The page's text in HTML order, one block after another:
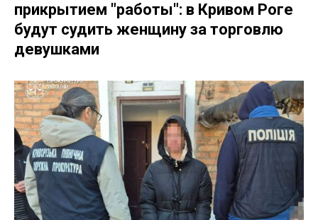
прикрытием "работы": в Кривом Роге
будут судить женщину за торговлю
девушками